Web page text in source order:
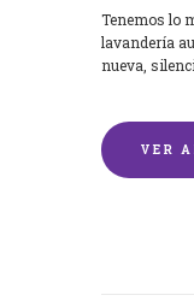
Tenemos lo
lavandería
nueva,
VER